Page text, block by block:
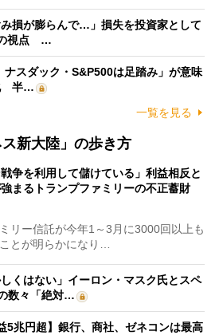
み損が膨らんで…」損失を投資家として
の視点 …
ナスダック・S&P500は足踏み」が意味
半…
一覧を見る
新大陸」の歩き方
戦争を利用して儲けている」利益相反と
まるトランプファミリーの不正蓄財
リー信託が今年1～3月に3000回以上も
とが明らかになり…
しくはない」イーロン・マスク氏とスペ
数々「絶対…
5兆円超】銀行、商社、ゼネコンは最高